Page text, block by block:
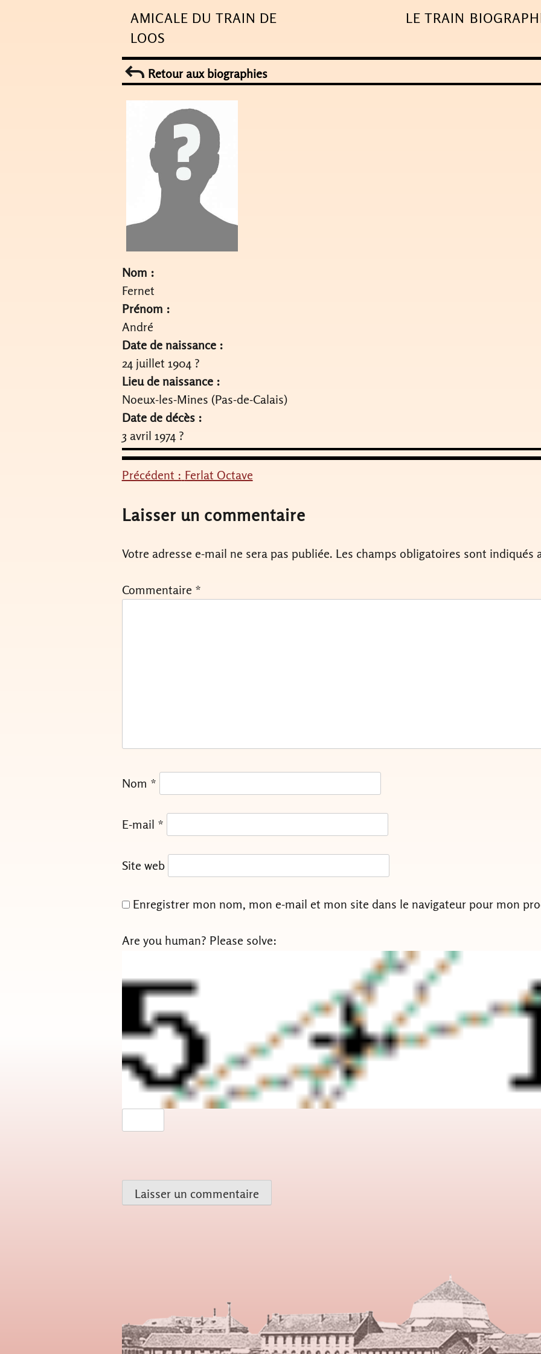
to
content
AMICALE DU TRAIN DE
LOOS
LE TRAIN
Retour aux biographies
Nom :
Fernet
Prénom :
André
Date de naissance :
24 juillet 1904 ?
Lieu de naissance :
Noeux-les-Mines (Pas-de-Calais)
Date de décès :
3 avril 1974 ?
Navigation
de
Précédent : Ferlat Octave
Laisser un commentaire
Votre adresse e-mail ne sera pas publiée. Les champs obligatoires sont indiqués
Commentaire *
Nom *
E-mail *
Site web
Enregistrer mon nom, mon e-mail et mon site dans le navigateur pour mon
Are you human? Please solve: